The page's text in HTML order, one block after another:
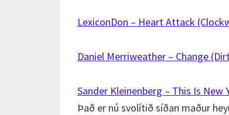
LexiconDon – Heart Attack
Daniel Merriweather – Change
Sander Kleinenberg – This Is New
Það er nú svolítið síðan maður